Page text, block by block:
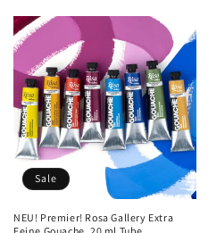
Sale
NEU! Premier! Rosa Gallery Extra